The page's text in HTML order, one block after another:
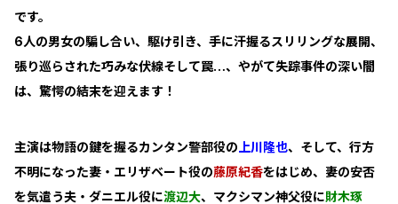
です。
6人の男女の騙し合い、駆け引き、手に汗握るスリリングな展開、
張り巡らされた巧みな伏線そして罠…、やがて失踪事件の深い闇
は、驚愕の結末を迎えます！
主演は物語の鍵を握るカンタン警部役の 上川隆也、そして、行方
不明になった妻・エリザベート役の藤原紀香をはじめ、妻の安否
を気遣う夫・ダニエル役に渡辺大、マクシマン神父役に財木琢